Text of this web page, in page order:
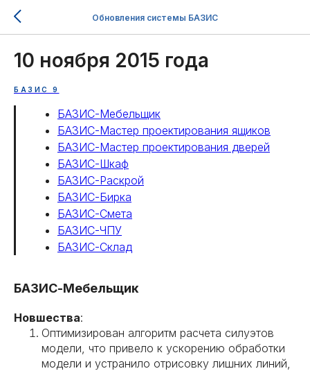
Обновления системы БАЗИС
10 ноября 2015 года
БАЗИС 9
БАЗИС-Мебельщик
БАЗИС-Мастер проектирования ящиков
БАЗИС-Мастер проектирования дверей
БАЗИС-Шкаф
БАЗИС-Раскрой
БАЗИС-Бирка
БАЗИС-Смета
БАЗИС-ЧПУ
БАЗИС-Склад
БАЗИС-Мебельщик
Новшества:
Оптимизирован алгоритм расчета силуэтов
модели, что привело к ускорению обработки
модели и устранило отрисовку лишних линий,